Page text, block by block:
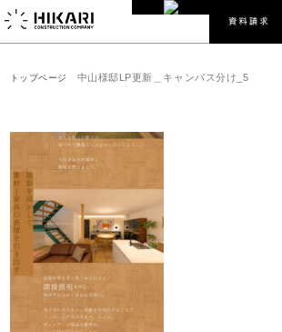
トップページ 中山様邸LP更新＿キャンバス分け_5